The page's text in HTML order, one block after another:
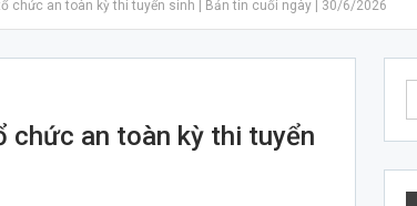
chức an toàn kỳ thi tuyển sinh | Bản tin cuối ngày | 30/6/2026
chức an toàn kỳ thi tuyển